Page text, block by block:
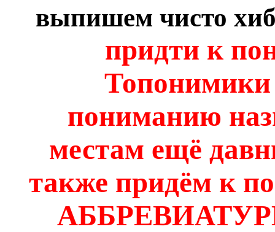
выпишем чисто
придти к
пониманию
местам ещё
также придём к
АББРЕВИАТУРЫ